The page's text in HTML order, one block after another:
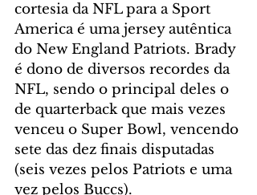
cortesia da NFL para a Sport
America é uma jersey autêntica
do New England Patriots. Brady
é dono de diversos recordes da
NFL, sendo o principal deles o
de quarterback que mais vezes
venceu o Super Bowl, vencendo
sete das dez finais disputadas
(seis vezes pelos Patriots e uma
vez pelos Buccs).